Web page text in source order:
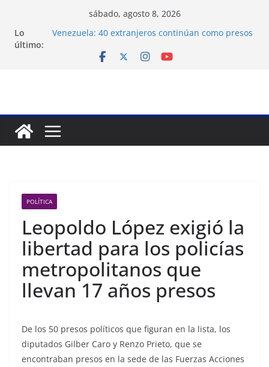
contenido
sábado, agosto 8, 2026
Lo
último:
Venezuela: 40 extranjeros continúan como presos
Crisis carcelaria: OVP denuncia 15 años de
preso político José Breijo
Festival de Cine Francés culmina muestra
histórica y prepara 40ª edición
POLÍTICA
Leopoldo López exigió la
libertad para los policías
metropolitanos que
llevan 17 años presos
De los 50 presos políticos que figuran en la lista, los
diputados Gilber Caro y Renzo Prieto, que se
encontraban presos en la sede de las Fuerzas Acciones